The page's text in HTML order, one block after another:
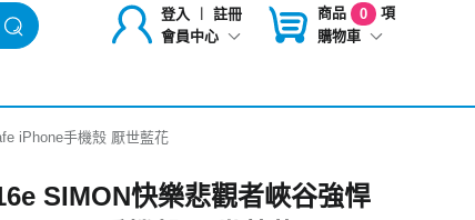
登入 ︱
註冊
會員中心
商品 0
項
購物車
iPhone手機殼 厭世藍花
SIMON快樂悲觀者峽谷強悍